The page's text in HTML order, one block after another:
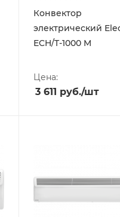
Конвектор
электрический
ECH/T-1000 M
Цена:
3 611 руб./шт